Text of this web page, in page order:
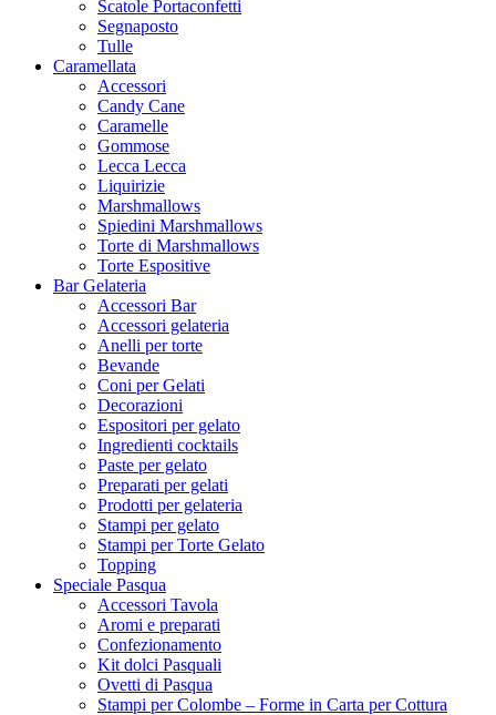
Scatole Portaconfetti
Segnaposto
Tulle
Caramellata
Accessori
Candy Cane
Caramelle
Gommose
Lecca Lecca
Liquirizie
Marshmallows
Spiedini Marshmallows
Torte di Marshmallows
Torte Espositive
Bar Gelateria
Accessori Bar
Accessori gelateria
Anelli per torte
Bevande
Coni per Gelati
Decorazioni
Espositori per gelato
Ingredienti cocktails
Paste per gelato
Preparati per gelati
Prodotti per gelateria
Stampi per gelato
Stampi per Torte Gelato
Topping
Speciale Pasqua
Accessori Tavola
Aromi e preparati
Confezionamento
Kit dolci Pasquali
Ovetti di Pasqua
Stampi per Colombe – Forme in Carta per Cottura